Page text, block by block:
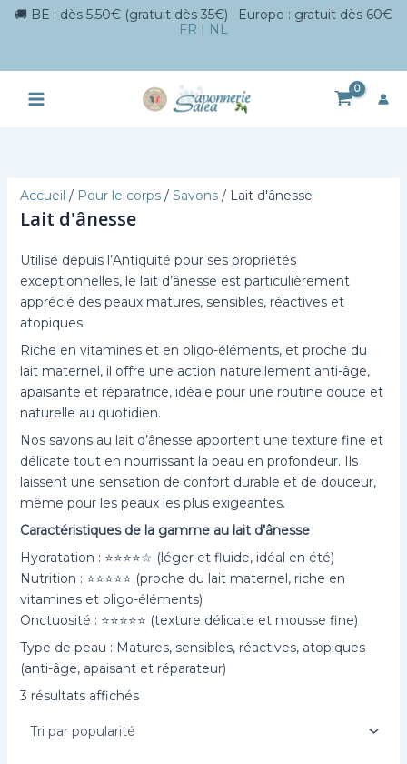
🚚 BE : dès 5,50€ (gratuit dès 35€) · Europe : gratuit dès 60€
FR | NL
au
contenu
Accueil / Pour le corps/ Savons/ Lait d'ânesse
Lait d'ânesse
Utilisé depuis l’Antiquité pour ses propriétés
exceptionnelles, le lait d’ânesse est particulièrement
apprécié des peaux matures, sensibles, réactives et
atopiques.
Riche en vitamines et en oligo-éléments, et proche du
lait maternel, il offre une action naturellement anti-âge,
apaisante et réparatrice, idéale pour une routine douce et
naturelle au quotidien.
Nos savons au lait d’ânesse apportent une texture fine et
délicate tout en nourrissant la peau en profondeur. Ils
laissent une sensation de confort durable et de douceur,
même pour les peaux les plus exigeantes.
Caractéristiques de la gamme au lait d’ânesse
Hydratation : ⭐⭐⭐⭐☆ (léger et fluide, idéal en été)
Nutrition : ⭐⭐⭐⭐⭐ (proche du lait maternel, riche en
vitamines et oligo-éléments)
Onctuosité : ⭐⭐⭐⭐⭐ (texture délicate et mousse fine)
Type de peau : Matures, sensibles, réactives, atopiques
(anti-âge, apaisant et réparateur)
3 résultats affichésTrié